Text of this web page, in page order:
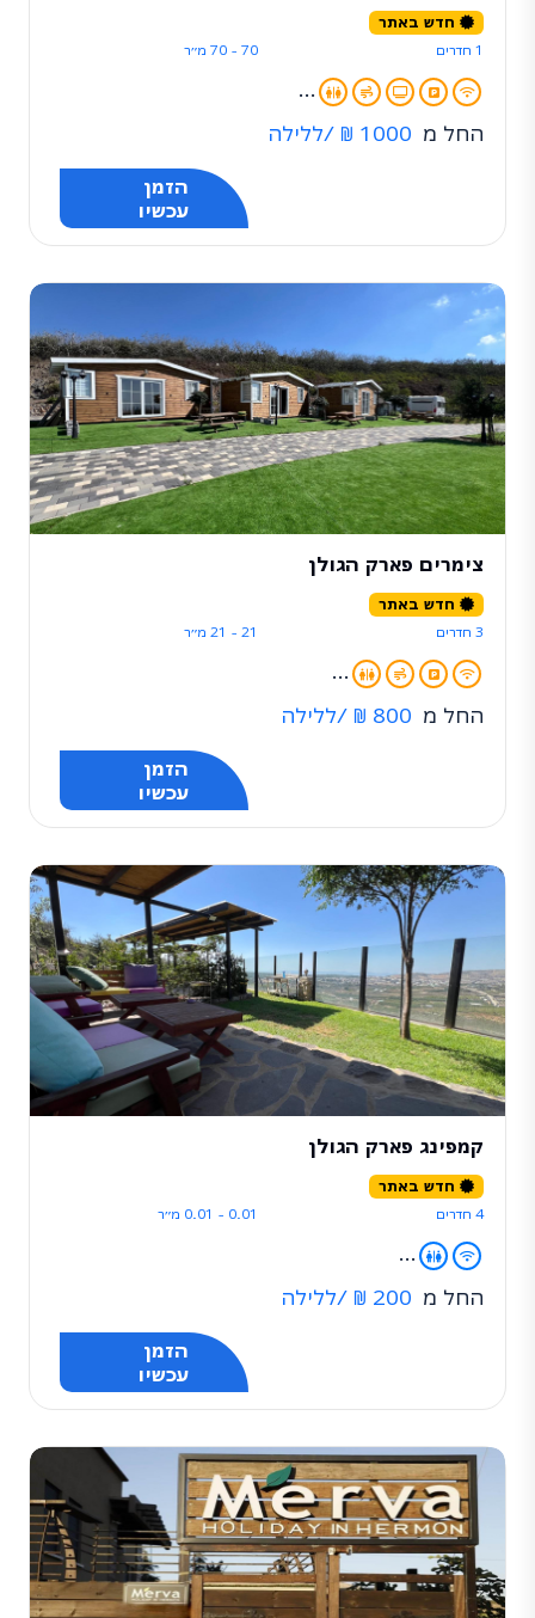
חדש באתר
1 חדרים 70 - 70 מ״ר
...
החל מ 1000 ₪ /ללילה
הזמן
עכשיו
צימרים פארק הגולן
חדש באתר
3 חדרים 21 - 21 מ״ר
...
החל מ 800 ₪ /ללילה
הזמן
עכשיו
קמפינג פארק הגולן
חדש באתר
4 חדרים 0.01 - 0.01 מ״ר
...
החל מ 200 ₪ /ללילה
הזמן
עכשיו